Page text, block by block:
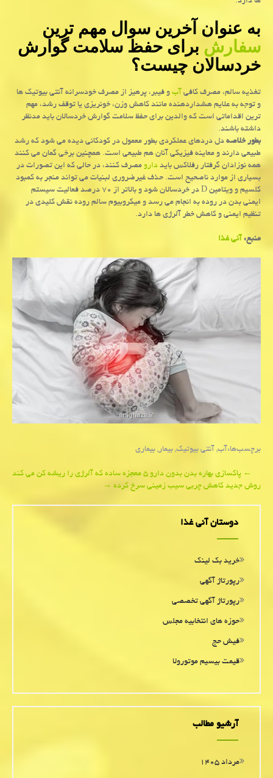
به عنوان آخرین سوال مهم ترین
سفارشبرای حفظ سلامت گوارش
خردسالان چیست؟
تغذیه سالم، مصرف کافیآبو فیبر، پرهیز از مصرف خودسرانه آنتی بیوتیک ها
و توجه به علایم هشداردهنده مانند کاهش وزن، خونریزی یا توقف رشد، مهم
ترین اقداماتی است که والدین برای حفظ سلامت گوارش خردسالان باید مدنظر
داشته باشند.
بطور خلاصهدل دردهای عملکردی بطور معمول در کودکانی دیده می شود که رشد
طبیعی دارند و معاینه فیزیکی آنان هم طبیعی است. همچنین برخی گمان می کنند
همه نوزادان گرفتار رفلاکس بایددارومصرف کنند، در حالی که این تصورات در
بسیاری از موارد ناصحیح است. حذف غیرضروری لبنیات می تواند منجر به کمبود
کلسیم و ویتامین D در خردسالان شود و بالاتر از ۷۰ درصد فعالیت سیستم
ایمنی بدن در روده به انجام می رسد و میکروبیوم سالم روده نقش کلیدی در
تنظیم ایمنی و کاهش خطر آلرژی ها دارد.
منبع:آنی غذا
برچسب‌ها:آب,آنتی بیوتیك,بیمار,بیماری
Post
navigation
←پاکسازی بهاره بدن بدون دارو ۵ معجزه ساده که آلرژی را ریشه کن می کند
روش جدید کاهش چربی سیب زمینی سرخ کرده→
دوستان آنی غذا
خرید بک لینک
رپورتاژ آگهی
رپورتاژ آگهی تخصصی
حوزه های انتخابیه مجلس
فیش حج
قیمت بیسیم موتورولا
آرشیو مطالب
مرداد ۱۴۰۵